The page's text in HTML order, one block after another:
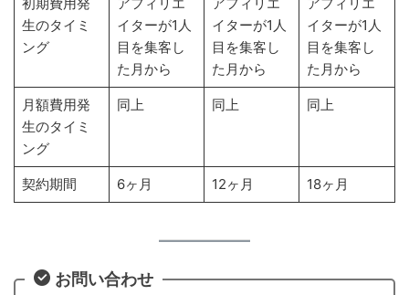
生のタイミ
ング
イターが1人
目を集客し
た月から
イターが1人
目を集客し
た月から
イターが1人
目を集客し
た月から
月額費用発
生のタイミ
ング
同上 同上 同上
契約期間 6ヶ月 12ヶ月 18ヶ月
お問い合わせ